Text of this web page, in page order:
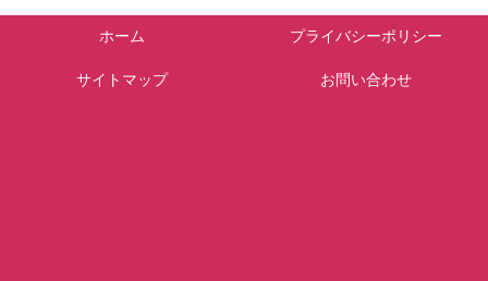
ホーム プライバシーポリシー
サイトマップ お問い合わせ